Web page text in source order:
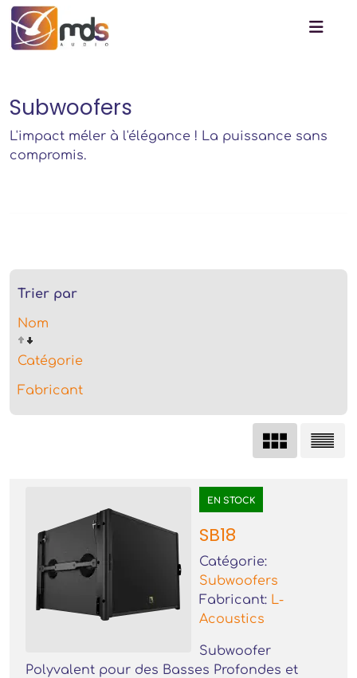
Subwoofers
L'impact méler à l'élégance ! La puissance sans
compromis.
Trier par
Nom
Catégorie
Fabricant
EN STOCK
SB18
Catégorie:
Subwoofers
Fabricant: L-
Acoustics
Subwoofer
Polyvalent pour des Basses Profondes et